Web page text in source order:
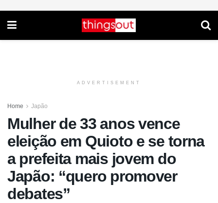
ADVERTISEMENT
Home Japão
Mulher de 33 anos vence
eleição em Quioto e se torna
a prefeita mais jovem do
Japão: “quero promover
debates”